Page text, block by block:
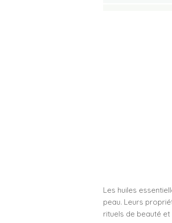
Les huiles
peau. Leurs
rituels de beauté